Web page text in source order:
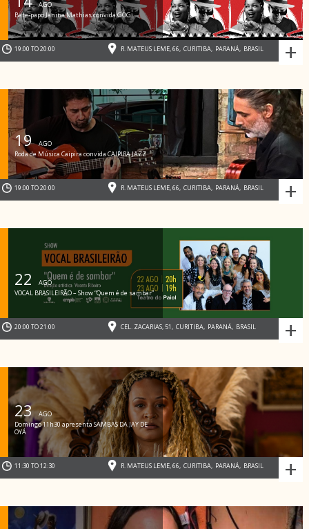
AGO
Bate-papo Janine Mathias convida GOG
+
19:00 TO 20:00 R. MATEUS LEME, 66, CURITIBA, PARANÁ, BRASIL
19
AGO
Roda de Música Caipira convida CAIPIRA JAZZ
+
19:00 TO 20:00 R. MATEUS LEME, 66, CURITIBA, PARANÁ, BRASIL
22
AGO
VOCAL BRASILEIRÃO – Show “Quem é de sambar”
+
20:00 TO 21:00 CEL. ZACARIAS, 51, CURITIBA, PARANÁ, BRASIL
23
AGO
Domingo 11h30 apresenta SAMBAS DA JAY DE
OYÁ
+
11:30 TO 12:30 R. MATEUS LEME, 66, CURITIBA, PARANÁ, BRASIL